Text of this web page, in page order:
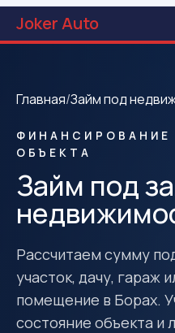
JokerAuto
Главная/Займ под
ФИНАНСИРОВАНИЕ
ОБЪЕКТА
Займ под
Рассчитаем сумму
участок, дачу, гараж
помещение в Борах.
состояние объекта и